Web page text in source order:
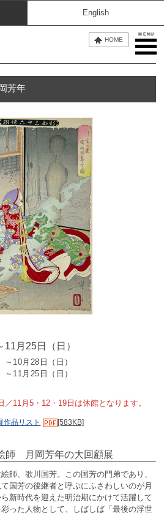
MENU
HOME
English
芳年
月25日（日）
10月28日（日）
11月25日（日）
／11月5・12・19日は休館となります。
品リスト [583KB]
師 月岡芳年の大回顧展
師、歌川国芳。この国芳の門弟であり、
国芳の後継者と呼ぶにふさわしいのが月
新時代を迎えた明治期にかけて活躍して
った人物として、しばしば「最後の浮世